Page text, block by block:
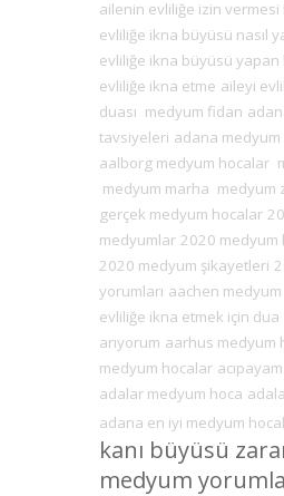
ailenin evliliğe izin vermesi
evliliğe ikna büyüsü nasıl
evliliğe ikna büyüsü yapan
evliliğe ikna etme aileyi
duası medyum fidan
tavsiyeleri adana
aalborg medyum hocalar
medyum marha medyum
gerçek medyum hocalar
medyumlar 2020 medyum
2020 medyum şikayetleri
yorumları aachen
evliliğe ikna etmek için dua
arıyorum aarhus medyum
medyum hocalar
adalar medyum hoca
adana en iyi medyum
kanı büyüsü
medyum